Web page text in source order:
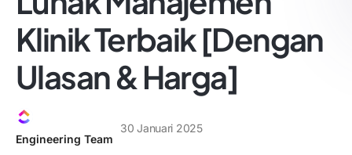
Klinik Terbaik [Dengan
Ulasan & Harga]
Engineering Team
30 Januari 2025